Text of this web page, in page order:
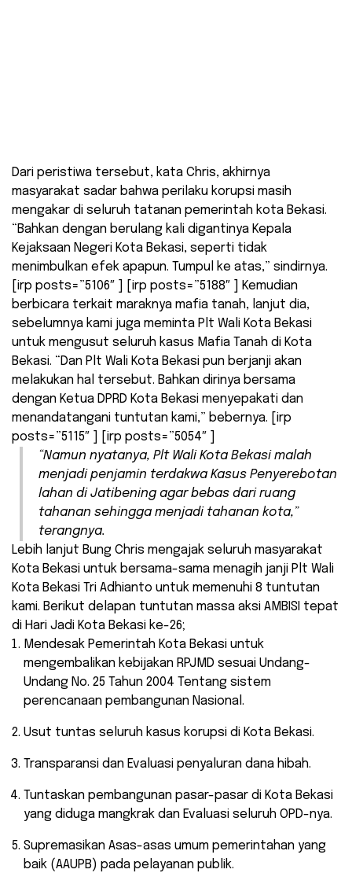
Dari peristiwa tersebut, kata Chris, akhirnya
masyarakat sadar bahwa perilaku korupsi masih
mengakar di seluruh tatanan pemerintah kota Bekasi.
“Bahkan dengan berulang kali digantinya Kepala
Kejaksaan Negeri Kota Bekasi, seperti tidak
menimbulkan efek apapun. Tumpul ke atas,” sindirnya.
[irp posts=”5106″ ] [irp posts=”5188″ ] Kemudian
berbicara terkait maraknya mafia tanah, lanjut dia,
sebelumnya kami juga meminta Plt Wali Kota Bekasi
untuk mengusut seluruh kasus Mafia Tanah di Kota
Bekasi. “Dan Plt Wali Kota Bekasi pun berjanji akan
melakukan hal tersebut. Bahkan dirinya bersama
dengan Ketua DPRD Kota Bekasi menyepakati dan
menandatangani tuntutan kami,” bebernya. [irp
posts=”5115″ ] [irp posts=”5054″ ]
“Namun nyatanya, Plt Wali Kota Bekasi malah
menjadi penjamin terdakwa Kasus Penyerebotan
lahan di Jatibening agar bebas dari ruang
tahanan sehingga menjadi tahanan kota,”
terangnya.
Lebih lanjut Bung Chris mengajak seluruh masyarakat
Kota Bekasi untuk bersama-sama menagih janji Plt Wali
Kota Bekasi Tri Adhianto untuk memenuhi 8 tuntutan
kami. Berikut delapan tuntutan massa aksi AMBISI tepat
di Hari Jadi Kota Bekasi ke-26;
Mendesak Pemerintah Kota Bekasi untuk
mengembalikan kebijakan RPJMD sesuai Undang-
Undang No. 25 Tahun 2004 Tentang sistem
perencanaan pembangunan Nasional.
Usut tuntas seluruh kasus korupsi di Kota Bekasi.
Transparansi dan Evaluasi penyaluran dana hibah.
Tuntaskan pembangunan pasar-pasar di Kota Bekasi
yang diduga mangkrak dan Evaluasi seluruh OPD-nya.
Supremasikan Asas-asas umum pemerintahan yang
baik (AAUPB) pada pelayanan publik.